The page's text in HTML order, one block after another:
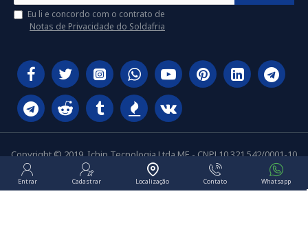
Eu li e concordo com o contrato de
Notas de Privacidade do Soldafria
Copyright © 2019, Ichip Tecnologia Ltda ME - CNPJ 10.321.542/0001-10
Entrar Cadastrar Localização Contato Whatsapp